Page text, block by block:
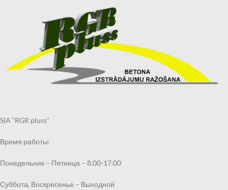
SIA “RGR pluss”
Время работы:
Понедельник – Пятница – 8.00-17.00
Суббота, Воскресенье – Выходной